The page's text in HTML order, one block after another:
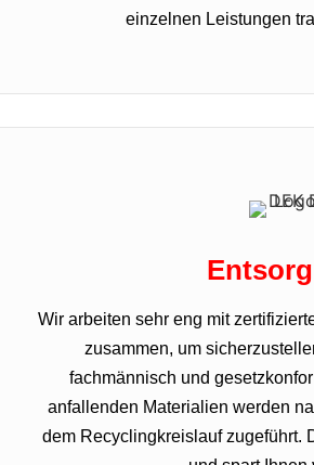
einzelnen Leistungen
Wir arbeiten sehr eng mit
zusammen, um
fachmännisch und
anfallenden Materialien werden
dem Recyclingkreislauf zugeführt.